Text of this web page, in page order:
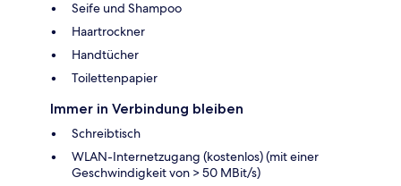
Seife und Shampoo
Haartrockner
Handtücher
Toilettenpapier
Immer in Verbindung bleiben
Schreibtisch
WLAN-Internetzugang (kostenlos) (mit einer
Geschwindigkeit von > 50 MBit/s)